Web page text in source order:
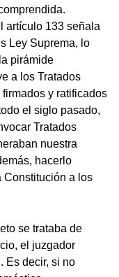
artículo 133 señala
Ley Suprema, lo
pirámide
a los Tratados
y ratificados
el siglo pasado,
Tratados
nuestra
hacerlo
Constitución a los
se trataba de
el juzgador
Es decir, si no